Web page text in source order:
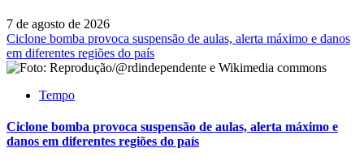
7 de agosto de 2026
Ciclone bomba provoca suspensão de aulas, alerta máximo e danos
em diferentes regiões do país
Tempo
Ciclone bomba provoca suspensão de aulas, alerta máximo e
danos em diferentes regiões do país